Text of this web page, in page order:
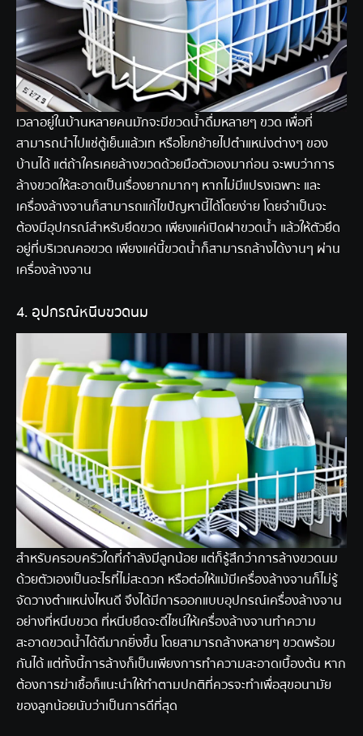
เวลาอยู่ในบ้านหลายคนมักจะมีขวดน้ำดื่มหลายๆ ขวด เพื่อที่
สามารถนำไปแช่ตู้เย็นแล้วเท หรือโยกย้ายไปตำแหน่งต่างๆ ของ
บ้านได้ แต่ถ้าใครเคยล้างขวดด้วยมือตัวเองมาก่อน จะพบว่าการ
ล้างขวดให้สะอาดเป็นเรื่องยากมากๆ หากไม่มีแปรงเฉพาะ และ
เครื่องล้างจานก็สามารถแก้ไขปัญหานี้ได้โดยง่าย โดยจำเป็นจะ
ต้องมีอุปกรณ์สำหรับยึดขวด เพียงแค่เปิดฝาขวดน้ำ แล้วให้ตัวยึด
อยู่ที่บริเวณคอขวด เพียงแค่นี้ขวดน้ำก็สามารถล้างได้งานๆ ผ่าน
เครื่องล้างจาน
4. อุปกรณ์หนีบขวดนม
สำหรับครอบครัวใดที่กำลังมีลูกน้อย แต่ก็รู้สึกว่าการล้างขวดนม
ด้วยตัวเองเป็นอะไรที่ไม่สะดวก หรือต่อให้แม้มีเครื่องล้างจานก็ไม่รู้
จัดวางตำแหน่งไหนดี จึงได้มีการออกแบบอุปกรณ์เครื่องล้างจาน
อย่างที่หนีบขวด ที่หนีบยึดจะดีไซน์ให้เครื่องล้างจานทำความ
สะอาดขวดน้ำได้ดีมากยิ่งขึ้น โดยสามารถล้างหลายๆ ขวดพร้อม
กันได้ แต่ทั้งนี้การล้างก็เป็นเพียงการทำความสะอาดเบื้องต้น หาก
ต้องการฆ่าเชื้อก็แนะนำให้ทำตามปกติที่ควรจะทำเพื่อสุขอนามัย
ของลูกน้อยนับว่าเป็นการดีที่สุด